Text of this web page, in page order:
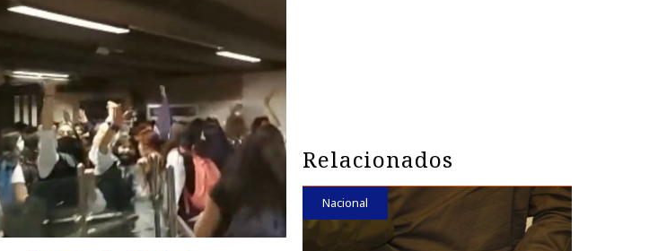
Relacionados
Nacional